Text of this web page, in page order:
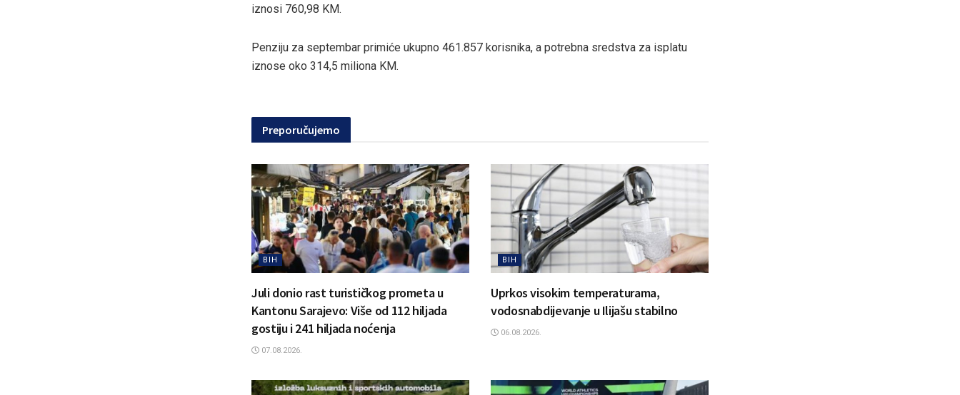
iznosi 760,98 KM.
Penziju za septembar primiće ukupno 461.857 korisnika, a potrebna sredstva za isplatu
iznose oko 314,5 miliona KM.
Preporučujemo
BIH
Juli donio rast turističkog prometa u
Kantonu Sarajevo: Više od 112 hiljada
gostiju i 241 hiljada noćenja
07.08.2026.
BIH
Uprkos visokim temperaturama,
vodosnabdijevanje u Ilijašu stabilno
06.08.2026.